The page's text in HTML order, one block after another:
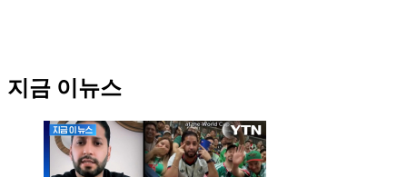
지금 이뉴스